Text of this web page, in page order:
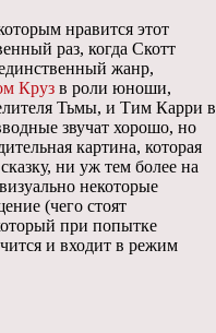
нравится этот
раз, когда Скотт
жанр,
Круз в роли юноши,
Тьмы, и Тим Карри в
звучат хорошо, но
картина, которая
ни уж тем более на
некоторые
(чего стоят
при попытке
и входит в режим